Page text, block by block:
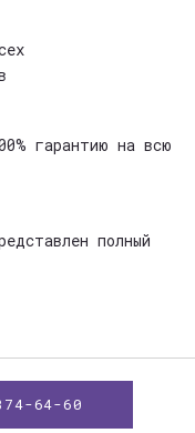
гарантию на всю
полный
64-60